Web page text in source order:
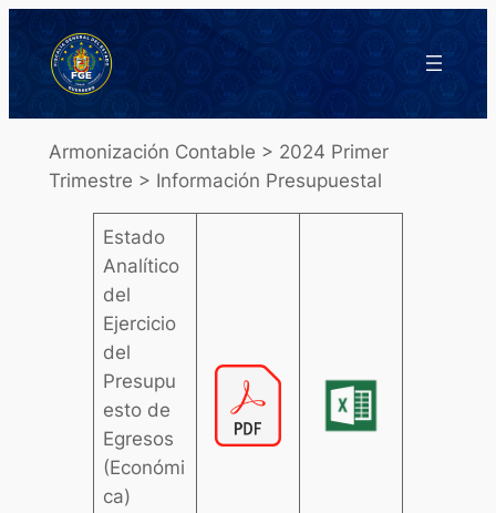
Saltar
al
contenido
Armonización Contable > 2024 Primer
Trimestre > Información Presupuestal
Estado
Analítico
del
Ejercicio
del
Presupu
esto de
Egresos
(Económi
ca)